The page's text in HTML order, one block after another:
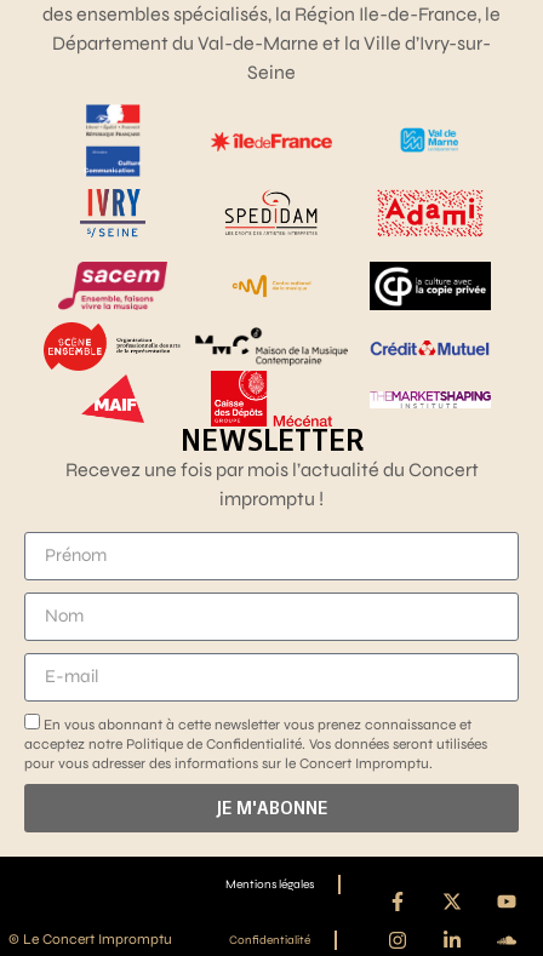
des ensembles spécialisés, la Région Ile-de-France, le
Département du Val-de-Marne et la Ville d’Ivry-sur-
Seine
NEWSLETTER
Recevez une fois par mois l’actualité du Concert
impromptu !
En vous abonnant à cette newsletter vous prenez connaissance et
acceptez notre Politique de Confidentialité. Vos données seront utilisées
pour vous adresser des informations sur le Concert Impromptu.
JE M'ABONNE
© Le Concert Impromptu
Mentions légales
Confidentialité